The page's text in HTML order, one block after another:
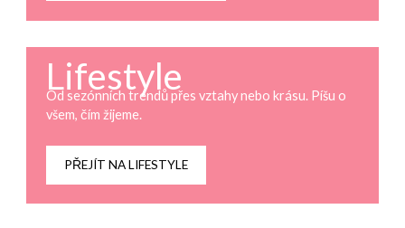
Lifestyle
Od sezónních trendů přes vztahy nebo krásu. Píšu o
všem, čím žijeme.
PŘEJÍT NA LIFESTYLE